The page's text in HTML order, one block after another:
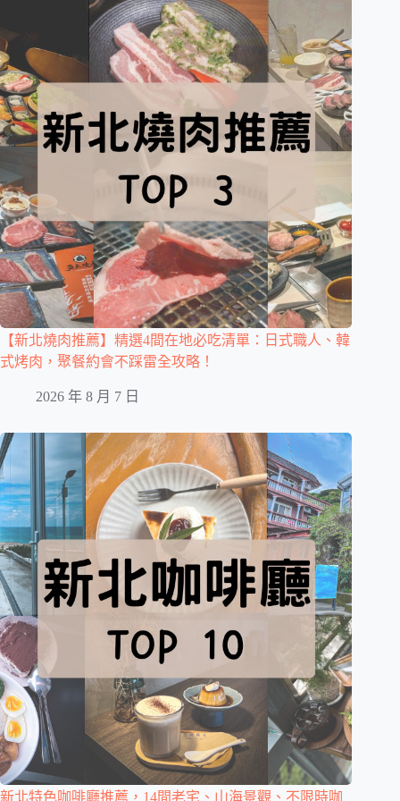
【新北燒肉推薦】精選4間在地必吃清單：日式職人、韓
式烤肉，聚餐約會不踩雷全攻略！
2026 年 8 月 7 日
新北特色咖啡廳推薦，14間老宅、山海景觀、不限時咖